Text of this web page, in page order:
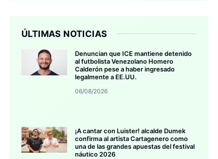
ÚLTIMAS NOTICIAS
Denuncian que ICE mantiene detenido
al futbolista Venezolano Homero
Calderón pese a haber ingresado
legalmente a EE.UU.
06/08/2026
¡A cantar con Luister! alcalde Dumek
confirma al artista Cartagenero como
una de las grandes apuestas del festival
náutico 2026